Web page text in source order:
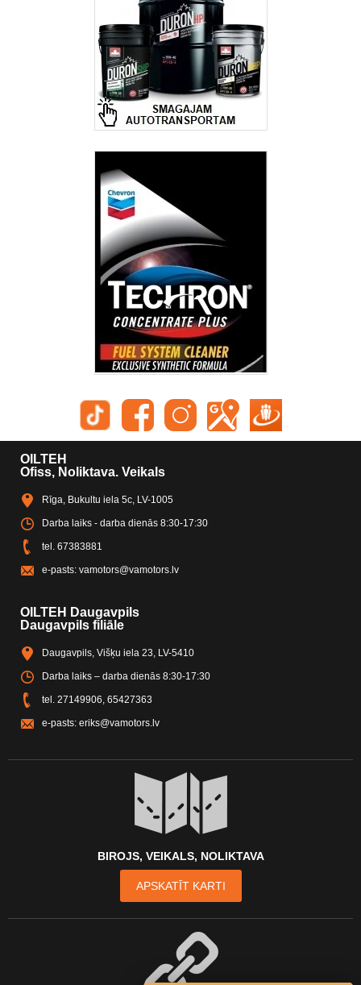
OILTEH
Ofiss, Noliktava. Veikals
Rīga, Bukultu iela 5c, LV-1005
Darba laiks - darba dienās 8:30-17:30
tel. 67383881
e-pasts: vamotors@vamotors.lv
OILTEH Daugavpils
Daugavpils filiāle
Daugavpils, Višķu iela 23, LV-5410
Darba laiks – darba dienās 8:30-17:30
tel. 27149906 65427363
e-pasts: eriks@vamotors.lv
BIROJS, VEIKALS, NOLIKTAVA
APSKATĪT KARTI